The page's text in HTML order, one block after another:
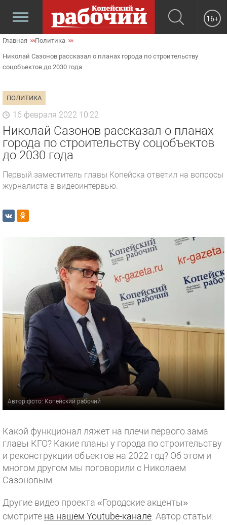
16+
Главная Политика
Николай Сазонов рассказал о планах города по строительству
соцобъектов до 2030 года
ПОЛИТИКА
16 февраля 2022 10:22
Николай Сазонов рассказал о планах
города по строительству соцобъектов
до 2030 года
Первый заместитель главы Копейска ответил на вопросы
журналиста в видеоинтервью.
Автор фото: Копейский рабочий
Какой функционал ляжет на плечи первого зама
главы КГО? Какие планы у города по строительству
и реконструкции объектов на 2022 год? Об этом и
многом другом мы поговорили с Николаем
Сазоновым.
Другие видео проекта «Городские акценты»
смотрите на нашем Youtube-канале Автор статьи: